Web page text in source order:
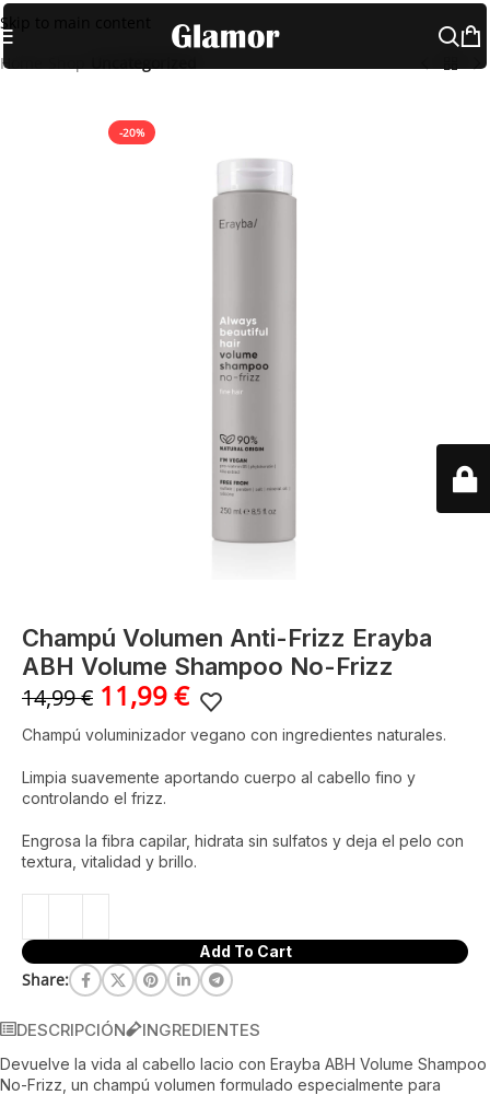
Skip to main content
Home
-20%
Champú Volumen Anti-Frizz Erayba
ABH Volume Shampoo No-Frizz
14,99€ 11,99€
Champú voluminizador vegano con ingredientes naturales.
Limpia suavemente aportando cuerpo al cabello fino y
controlando el frizz.
Engrosa la fibra capilar, hidrata sin sulfatos y deja el pelo con
textura, vitalidad y brillo.
Add To Cart
Share:
DESCRIPCIÓN INGREDIENTES
Devuelve la vida al cabello lacio con Erayba ABH Volume Shampoo
No-Frizz, un champú volumen formulado especialmente para